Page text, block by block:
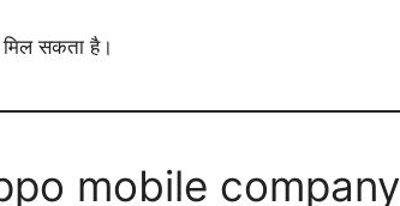
सकता है।
mobile company